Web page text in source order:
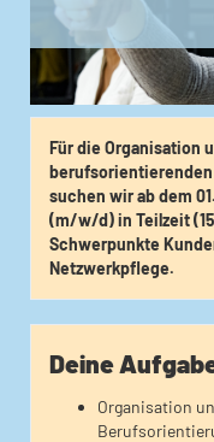
Für die Organisation
suchen wir ab dem
(m/w/d) in Teilzeit
Schwerpunkte
Netzwerkpflege.
Deine
Organisation